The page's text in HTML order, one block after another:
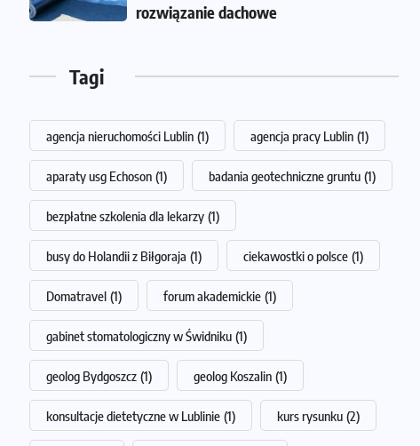
rozwiązanie dachowe
Tagi
agencja nieruchomości Lublin (1) agencja pracy Lublin (1)
aparaty usg Echoson (1) badania geotechniczne gruntu (1)
bezpłatne szkolenia dla lekarzy (1)
busy do Holandii z Biłgoraja (1) ciekawostki o polsce (1)
Domatravel (1) forum akademickie (1)
gabinet stomatologiczny w Świdniku (1)
geolog Bydgoszcz (1) geolog Koszalin (1)
konsultacje dietetyczne w Lublinie (1) kurs rysunku (2)